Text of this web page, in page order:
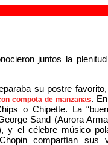
juntos la
su postre
compota de manzanas.
o Chipette. La
Sand (Aurora
y el célebre músico
compartían sus